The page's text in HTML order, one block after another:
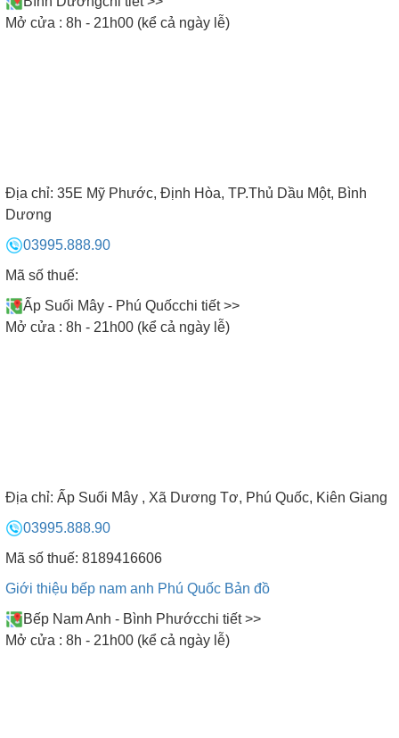
Mở cửa : 8h - 21h00 (kể cả ngày lễ)
Địa chỉ: 35E Mỹ Phước, Định Hòa, TP.Thủ Dầu Một, Bình
Dương
03995.888.90
Mã số thuế:
Ấp Suối Mây - Phú Quốcchi tiết >>
Mở cửa : 8h - 21h00 (kể cả ngày lễ)
Địa chỉ: Ấp Suối Mây , Xã Dương Tơ, Phú Quốc, Kiên Giang
03995.888.90
Mã số thuế: 8189416606
Giới thiệu bếp nam anh Phú Quốc Bản đồ
Bếp Nam Anh - Bình Phướcchi tiết >>
Mở cửa : 8h - 21h00 (kể cả ngày lễ)